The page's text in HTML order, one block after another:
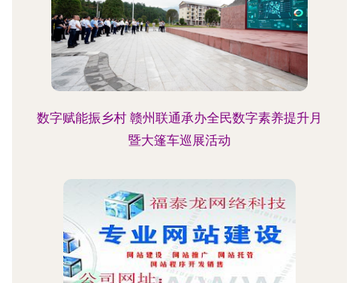
数字赋能振乡村 赣州联通承办全民数字素养提升月
暨大篷车巡展活动